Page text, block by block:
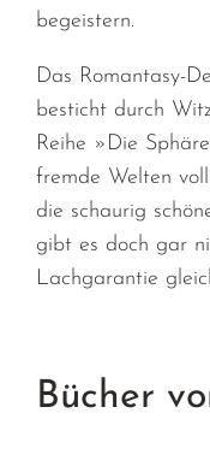
begeistern.
Das Romantasy-
besticht durch
Reihe »Die
fremde Welten
die schaurig
gibt es doch gar
Lachgarantie
Bücher